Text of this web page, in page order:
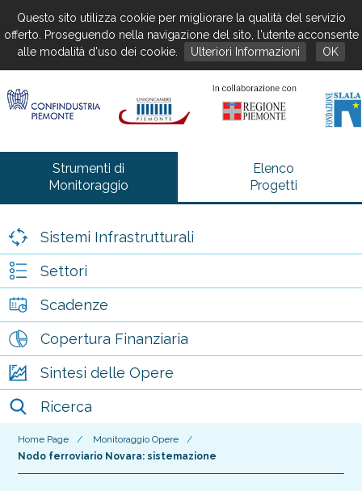
Strumenti di
Monitoraggio
Elenco
Progetti
Sistemi Infrastrutturali
Settori
Scadenze
Copertura Finanziaria
Sintesi delle Opere
Ricerca
Home Page / Monitoraggio Opere
/
Nodo ferroviario Novara: sistemazione
Questo sito utilizza cookie per migliorare la qualità del servizio
offerto. Proseguendo nella navigazione del sito, l'utente acconsente
alle modalità d'uso dei cookie.
Ulteriori Informazioni OK